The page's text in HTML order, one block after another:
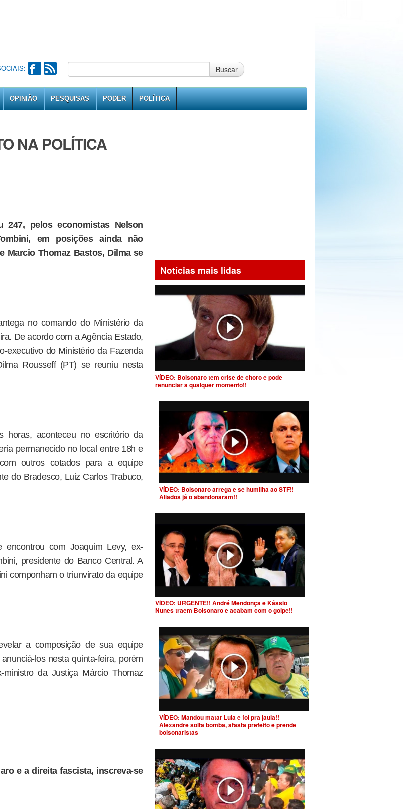
Buscar
OPINIÃO PESQUISAS PODER POLÍTICA
NA POLÍTICA
247, pelos economistas Nelson
em posições ainda não
Marcio Thomaz Bastos, Dilma se
no comando do Ministério da
De acordo com a Agência Estado,
executivo do Ministério da Fazenda
Rousseff (PT) se reuniu nesta
horas, aconteceu no escritório da
permanecido no local entre 18h e
outros cotados para a equipe
do Bradesco, Luiz Carlos Trabuco,
com Joaquim Levy, ex-
presidente do Banco Central. A
componham o triunvirato da equipe
a composição de sua equipe
los nesta quinta-feira, porém
da Justiça Márcio Thomaz
e a direita fascista, inscreva-se
Notícias mais lidas
VÍDEO: Bolsonaro tem crise de choro e pode
renunciar a qualquer momento!!
VÍDEO: Bolsonaro arrega e se humilha ao STF!!
Aliados já o abandonaram!!
VÍDEO: URGENTE!! André Mendonça e Kássio
Nunes traem Bolsonaro e acabam com o golpe!!
VÍDEO: Mandou matar Lula e foi pra jaula!!
Alexandre solta bomba, afasta prefeito e prende
bolsonaristas